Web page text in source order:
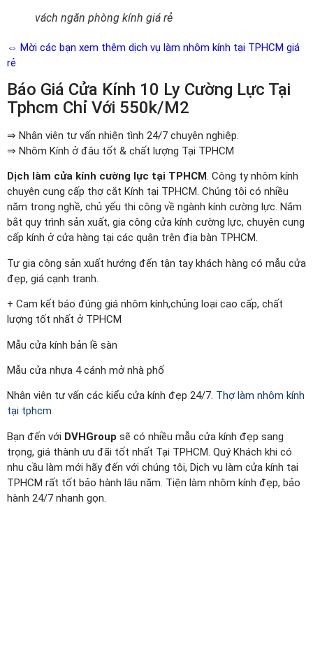
vách ngăn phòng kính giá rẻ
⇔ Mời các bạn xem thêm dịch vụ làm nhôm kính tại TPHCM giá
rẻ
Báo Giá Cửa Kính 10 Ly Cường Lực Tại
Tphcm Chỉ Với 550k/m2
⇒ Nhân viên tư vấn nhiện tình 24/7 chuyên nghiệp.
⇒ Nhôm Kính ở đâu tốt & chất lượng Tại TPHCM
Dịch làm cửa kính cường lực tại TPHCM. Công ty nhôm kính
chuyên cung cấp thợ cắt Kính tại TPHCM. Chúng tôi có nhiều
năm trong nghề, chủ yếu thi công về ngành kính cường lực. Nắm
bắt quy trình sản xuất, gia công cửa kính cường lực, chuyên cung
cấp kính ở cửa hàng tại các quận trên địa bàn TPHCM.
Tự gia công sản xuất hướng đến tận tay khách hàng có mẫu cửa
đẹp, giá cạnh tranh.
+ Cam kết báo đúng giá nhôm kính,chủng loại cao cấp, chất
lượng tốt nhất ở TPHCM
Mẫu cửa kính bản lề sàn
Mẫu cửa nhựa 4 cánh mở nhà phố
Nhân viên tư vấn các kiểu cửa kính đẹp 24/7. Thợ làm nhôm kính
tại tphcm
Bạn đến với DVHGroup sẽ có nhiều mẫu cửa kính đẹp sang
trọng, giá thành ưu đãi tốt nhất Tại TPHCM. Quý Khách khi có
nhu cầu làm mới hãy đến với chúng tôi, Dịch vụ làm cửa kính tại
TPHCM rất tốt bảo hành lâu năm. Tiện làm nhôm kính đẹp, bảo
hành 24/7 nhanh gọn.